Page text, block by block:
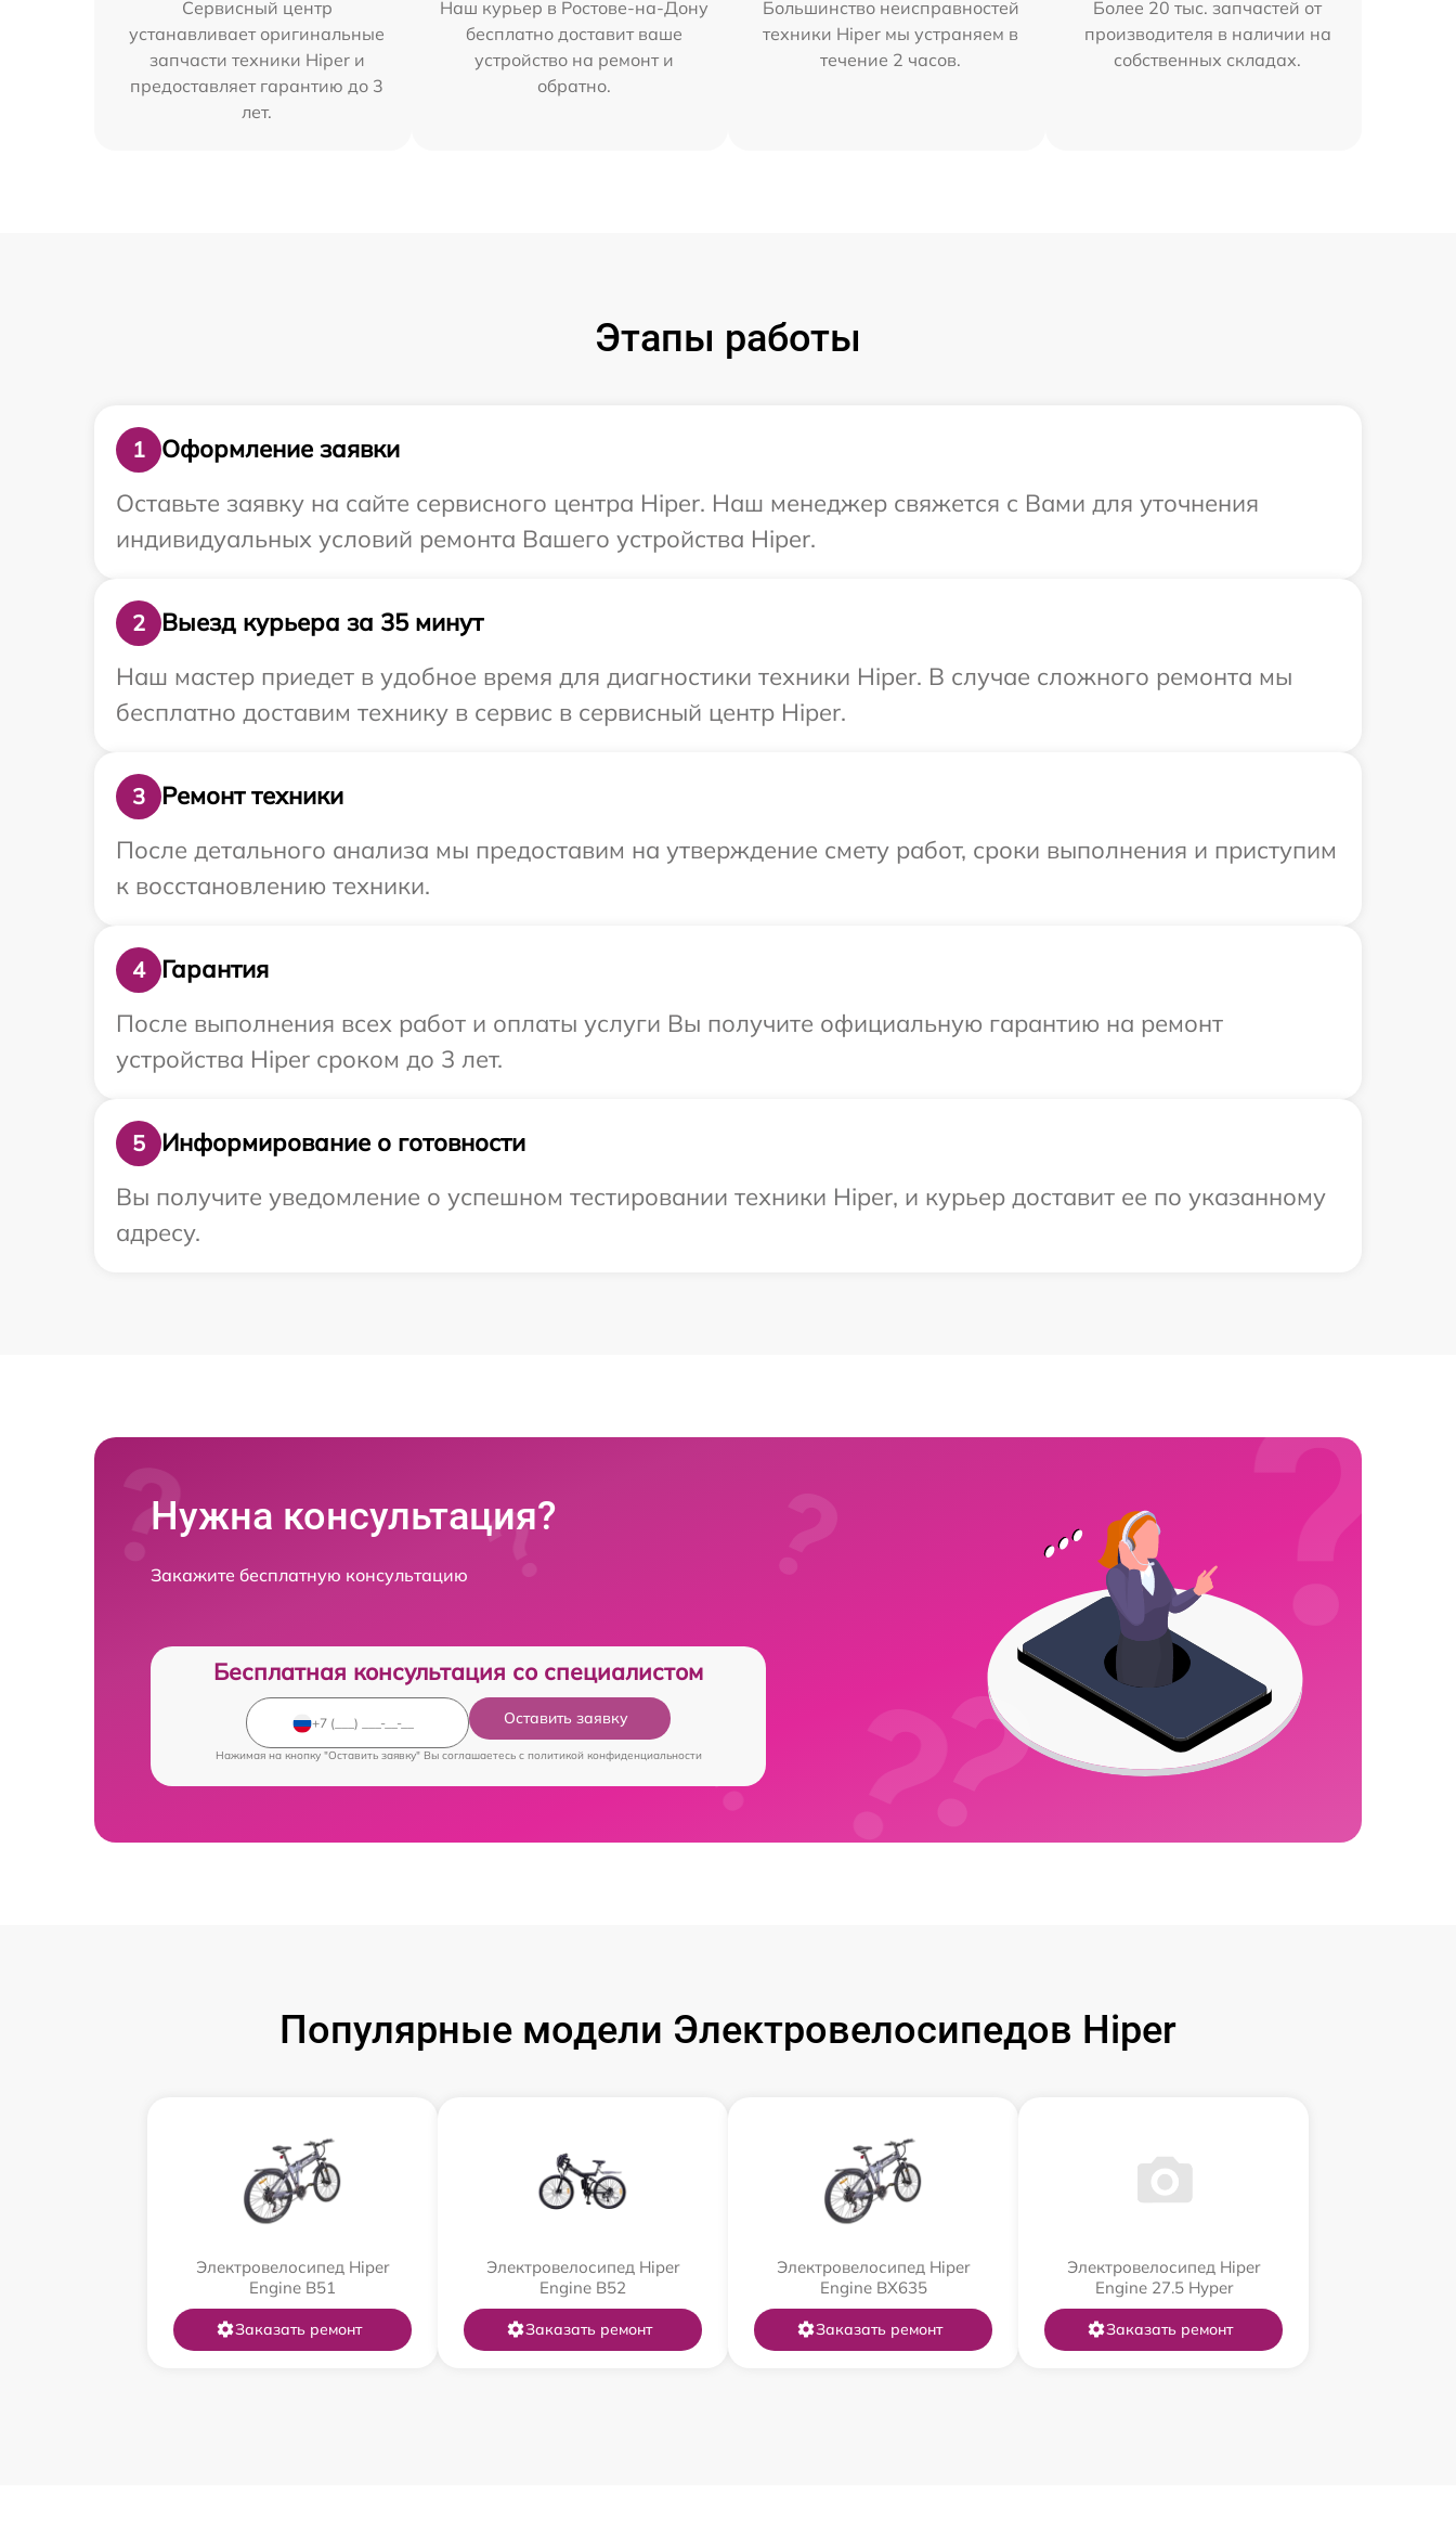
Сервисный центр
устанавливает оригинальные
запчасти техники Hiper и
предоставляет гарантию до 3
лет.
Наш курьер в Ростове-на-Дону
бесплатно доставит ваше
устройство на ремонт и
обратно.
Большинство неисправностей
техники Hiper мы устраняем в
течение 2 часов.
Более 20 тыс. запчастей от
производителя в наличии на
собственных складах.
Этапы работы
1
Оформление заявки
Оставьте заявку на сайте сервисного центра Hiper. Наш менеджер свяжется с Вами для уточнения
индивидуальных условий ремонта Вашего устройства Hiper.
2
Выезд курьера за 35 минут
Наш мастер приедет в удобное время для диагностики техники Hiper. В случае сложного ремонта мы
бесплатно доставим технику в сервис в сервисный центр Hiper.
3
Ремонт техники
После детального анализа мы предоставим на утверждение смету работ, сроки выполнения и приступим
к восстановлению техники.
4
Гарантия
После выполнения всех работ и оплаты услуги Вы получите официальную гарантию на ремонт
устройства Hiper сроком до 3 лет.
5
Информирование о готовности
Вы получите уведомление о успешном тестировании техники Hiper, и курьер доставит ее по указанному
адресу.
Нужна консультация?
Закажите бесплатную консультацию
Бесплатная консультация со специалистом
Оставить заявку
Нажимая на кнопку "Оставить заявку" Вы соглашаетесь c политикой конфиденциальности
Популярные модели Электровелосипедов Hiper
Электровелосипед Hiper
Engine B51
Заказать ремонт
Электровелосипед Hiper
Engine B52
Заказать ремонт
Электровелосипед Hiper
Engine BX635
Заказать ремонт
Электровелосипед Hiper
Engine 27.5 Нyper
Заказать ремонт